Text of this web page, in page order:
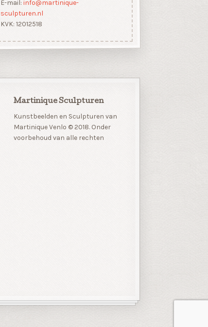
E-mail: info@martinique-
sculpturen.nl
KVK: 12012518
Martinique Sculpturen
Kunstbeelden en Sculpturen van
Martinique Venlo © 2018. Onder
voorbehoud van alle rechten